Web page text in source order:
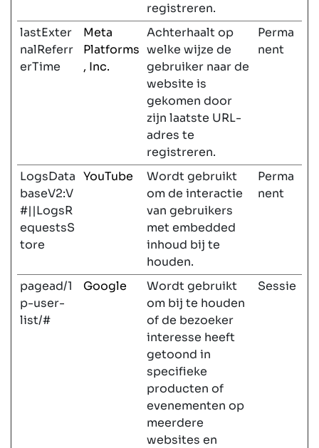
registreren.
lastExter
nalReferr
erTime
Meta
Platforms
, Inc.
Achterhaalt op
welke wijze de
gebruiker naar de
website is
gekomen door
zijn laatste URL-
adres te
registreren.
Perma
nent
LogsData
baseV2:V
#||LogsR
equestsS
tore
YouTube
Wordt gebruikt
om de interactie
van gebruikers
met embedded
inhoud bij te
houden.
Perma
nent
pagead/1
p-user-
list/#
Google
Wordt gebruikt
om bij te houden
of de bezoeker
interesse heeft
getoond in
specifieke
producten of
evenementen op
meerdere
websites en
Sessie